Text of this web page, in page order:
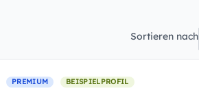
Sortieren nach
PREMIUM BEISPIELPROFIL